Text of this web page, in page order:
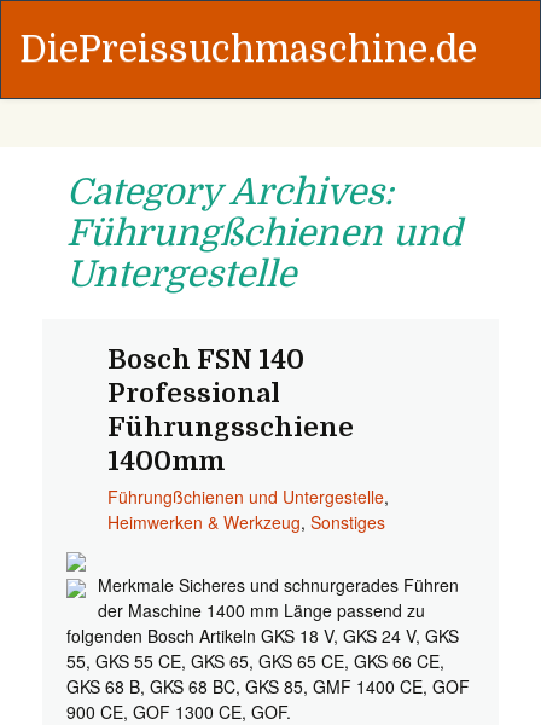
DiePreissuchmaschine.de
Category Archives:
Führungßchienen und
Untergestelle
Bosch FSN 140
Professional
Führungsschiene
1400mm
Führungßchienen und Untergestelle,
Heimwerken & Werkzeug, Sonstiges
Merkmale Sicheres und schnurgerades Führen
der Maschine 1400 mm Länge passend zu
folgenden Bosch Artikeln GKS 18 V, GKS 24 V, GKS
55, GKS 55 CE, GKS 65, GKS 65 CE, GKS 66 CE,
GKS 68 B, GKS 68 BC, GKS 85, GMF 1400 CE, GOF
900 CE, GOF 1300 CE, GOF.